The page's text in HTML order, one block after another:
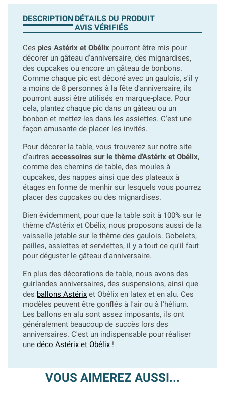
DESCRIPTION DÉTAILS DU PRODUIT
AVIS VÉRIFIÉS
Ces pics Astérix et Obélix pourront être mis pour
décorer un gâteau d'anniversaire, des mignardises,
des cupcakes ou encore un gâteau de bonbons.
Comme chaque pic est décoré avec un gaulois, s'il y
a moins de 8 personnes à la fête d'anniversaire, ils
pourront aussi être utilisés en marque-place. Pour
cela, plantez chaque pic dans un gâteau ou un
bonbon et mettez-les dans les assiettes. C'est une
façon amusante de placer les invités.
Pour décorer la table, vous trouverez sur notre site
d'autres accessoires sur le thème d'Astérix et Obélix,
comme des chemins de table, des moules à
cupcakes, des nappes ainsi que des plateaux à
étages en forme de menhir sur lesquels vous pourrez
placer des cupcakes ou des mignardises.
Bien évidemment, pour que la table soit à 100% sur le
thème d'Astérix et Obélix, nous proposons aussi de la
vaisselle jetable sur le thème des gaulois. Gobelets,
pailles, assiettes et serviettes, il y a tout ce qu'il faut
pour déguster le gâteau d'anniversaire.
En plus des décorations de table, nous avons des
guirlandes anniversaires, des suspensions, ainsi que
des ballons Astérix et Obélix en latex et en alu. Ces
modèles peuvent être gonflés à l'air ou à l'hélium.
Les ballons en alu sont assez imposants, ils ont
généralement beaucoup de succès lors des
anniversaires. C'est un indispensable pour réaliser
une déco Astérix et Obélix !
VOUS AIMEREZ AUSSI...